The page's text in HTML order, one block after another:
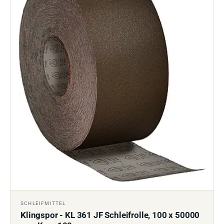
SCHLEIFMITTEL
Klingspor - KL 361 JF Schleifrolle, 100 x 50000